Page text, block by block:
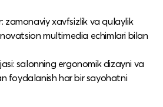
zamonaviy xavfsizlik va qulaylik
multimedia echimlari bilan
salonning ergonomik dizayni va
foydalanish har bir sayohatni